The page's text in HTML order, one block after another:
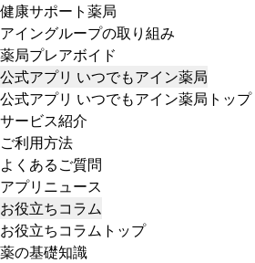
健康サポート薬局
アイングループの取り組み
薬局プレアボイド
公式アプリ いつでもアイン薬局
公式アプリ いつでもアイン薬局トップ
サービス紹介
ご利用方法
よくあるご質問
アプリニュース
お役立ちコラム
お役立ちコラムトップ
薬の基礎知識